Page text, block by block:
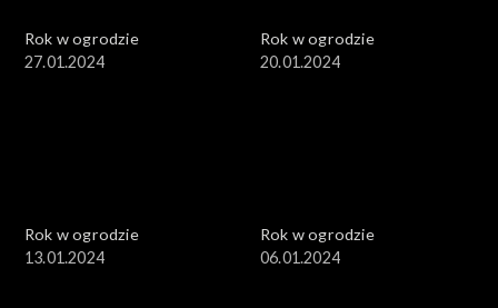
Rok w ogrodzie
27.01.2024
Rok w ogrodzie
20.01.2024
Rok w ogrodzie
13.01.2024
Rok w ogrodzie
06.01.2024